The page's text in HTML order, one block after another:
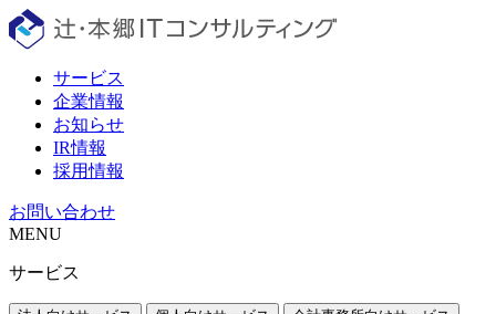
サービス
企業情報
お知らせ
IR情報
採用情報
お問い合わせ
MENU
サービス